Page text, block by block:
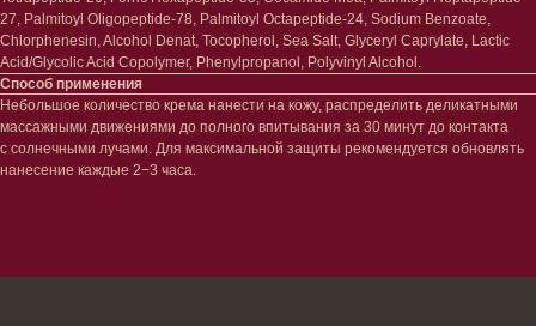
27, Palmitoyl Oligopeptide-78, Palmitoyl Octapeptide-24, Sodium Benzoate,
Chlorphenesin, Alcohol Denat, Tocopherol, Sea Salt, Glyceryl Caprylate, Lactic
Acid/Glycolic Acid Copolymer, Phenylpropanol, Polyvinyl Alcohol.
Способ применения
Небольшое количество крема нанести на кожу, распределить деликатными
массажными движениями до полного впитывания за 30 минут до контакта
с солнечными лучами. Для максимальной защиты рекомендуется обновлять
нанесение каждые 2−3 часа.
Сертификаты
Наборы
Волосы
Проблемы
Шампуни
Кондиционеры/бальзамы
Маски/скрабы
Сыворотки/лосьоны
Спреи
Средства для укладки